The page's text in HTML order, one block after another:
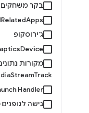
בקר משחקים
ג'ירוסקופ
מקורות
Handler
גישה לגופנים